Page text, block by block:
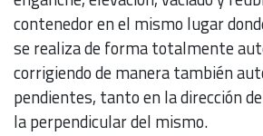
contenedor en el mismo lugar
se realiza de forma totalmente
corrigiendo de manera también
pendientes, tanto en la dirección
la perpendicular del mismo.